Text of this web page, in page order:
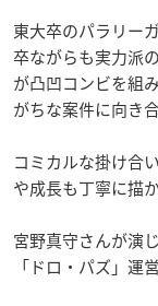
東大卒のパラリー
卒ながらも実力派
が凸凹コンビを組
がちな案件に向き
コミカルな掛け合
や成長も丁寧に描
宮野真守さんが演
「ドロ・パズ」運